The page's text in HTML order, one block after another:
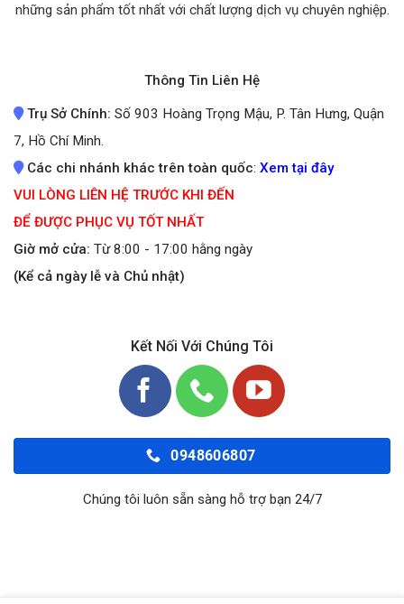
những sản phẩm tốt nhất với chất lượng dịch vụ chuyên nghiệp.
Thông Tin Liên Hệ
Trụ Sở Chính: Số 903 Hoàng Trọng Mậu, P. Tân Hưng, Quận
7, Hồ Chí Minh.
Các chi nhánh khác trên toàn quốc: Xem tại đây
VUI LÒNG LIÊN HỆ TRƯỚC KHI ĐẾN
ĐỂ ĐƯỢC PHỤC VỤ TỐT NHẤT
Giờ mở cửa: Từ 8:00 - 17:00 hằng ngày
(Kể cả ngày lễ và Chủ nhật)
Kết Nối Với Chúng Tôi
0948606807
Chúng tôi luôn sẵn sàng hỗ trợ bạn 24/7